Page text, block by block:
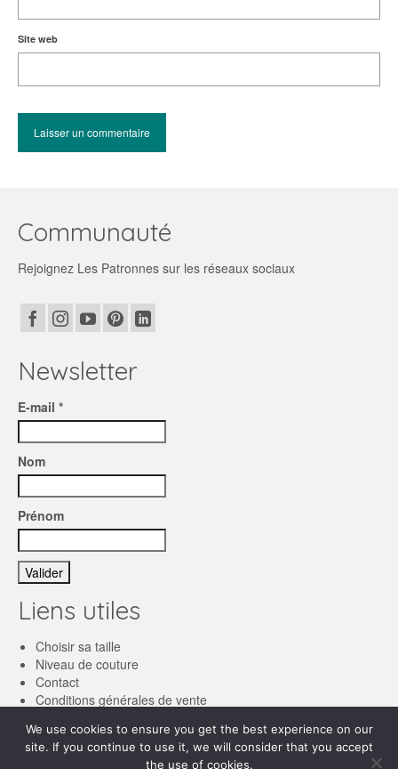
Site web
Communauté
Rejoignez Les Patronnes sur les réseaux sociaux
Newsletter
E-mail *
Nom
Prénom
Liens utiles
Choisir sa taille
Niveau de couture
Contact
Conditions générales de vente
We use cookies to ensure you get the best experience on our
site. If you continue to use it, we will consider that you accept
the use of cookies.